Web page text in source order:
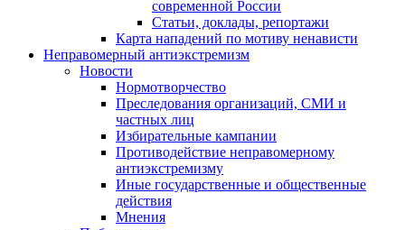
современной России
Статьи, доклады, репортажи
Карта нападений по мотиву ненависти
Неправомерный антиэкстремизм
Новости
Нормотворчество
Преследования организаций, СМИ и
частных лиц
Избирательные кампании
Противодействие неправомерному
антиэкстремизму
Иные государственные и общественные
действия
Мнения